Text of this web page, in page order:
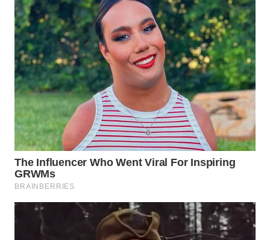
LABUANBAJO
WN
BORNEO
Wahana
Media
WAHANA
NEWS
WAHANA
TANI
WAHANA
ADVOKAT